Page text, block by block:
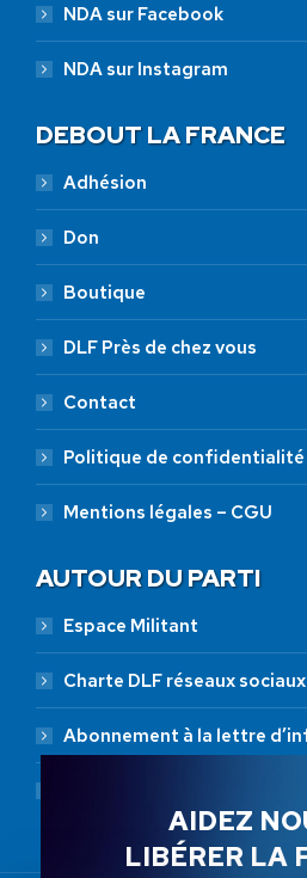
NDA sur Facebook
NDA sur Instagram
DEBOUT LA FRANCE
Adhésion
Don
Boutique
DLF Près de chez vous
Contact
Politique de confidentialité
Mentions légales – CGU
AUTOUR DU PARTI
Espace Militant
Charte DLF réseaux sociaux
Abonnement à la lettre
AIDEZ
LIBÉRER LA